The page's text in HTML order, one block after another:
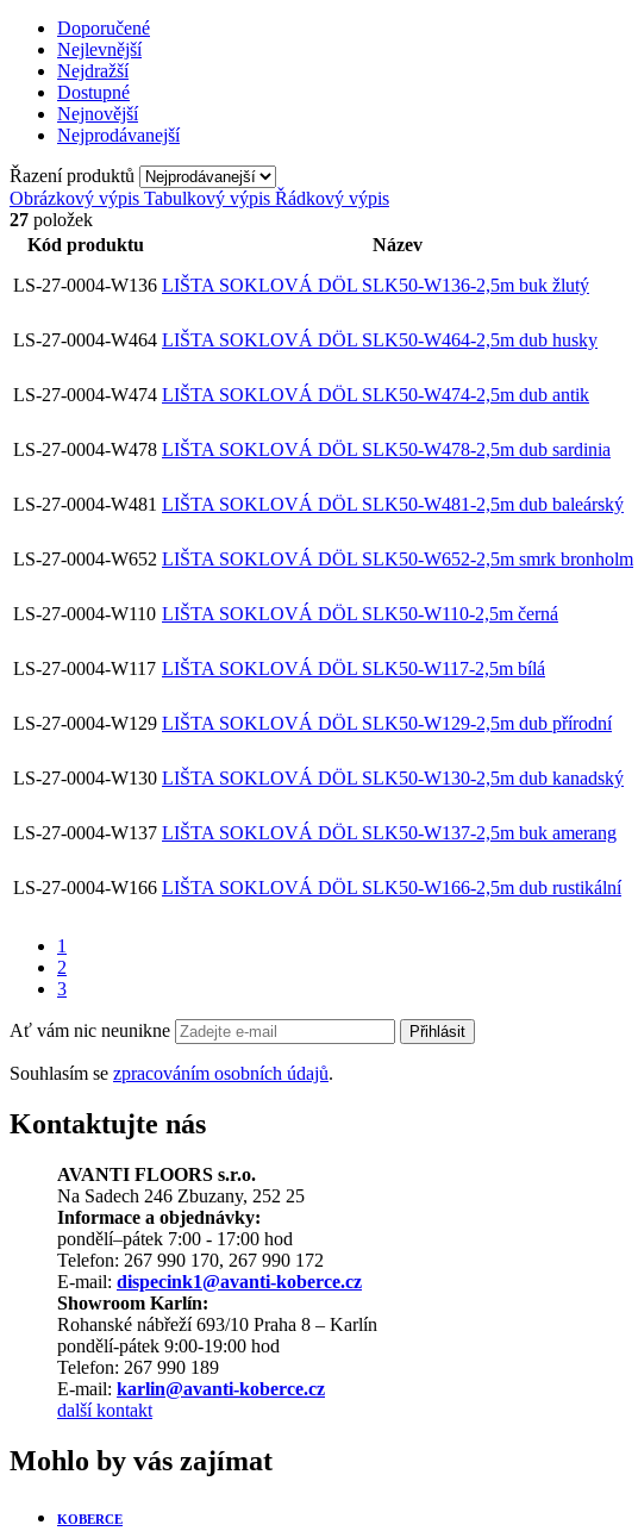
Doporučené
Nejlevnější
Nejdražší
Dostupné
Nejnovější
Nejprodávanejší
Řazení produktů
Obrázkový výpis Tabulkový výpis Řádkový výpis
27 položek
Kód produktu
Název
LS-27-0004-W136 LIŠTA SOKLOVÁ DÖL SLK50-W136-2,5m buk žlutý
LS-27-0004-W464 LIŠTA SOKLOVÁ DÖL SLK50-W464-2,5m dub husky
LS-27-0004-W474 LIŠTA SOKLOVÁ DÖL SLK50-W474-2,5m dub antik
LS-27-0004-W478 LIŠTA SOKLOVÁ DÖL SLK50-W478-2,5m dub sardinia
LS-27-0004-W481 LIŠTA SOKLOVÁ DÖL SLK50-W481-2,5m dub baleárský
LS-27-0004-W652 LIŠTA SOKLOVÁ DÖL SLK50-W652-2,5m smrk bronholm
LS-27-0004-W110 LIŠTA SOKLOVÁ DÖL SLK50-W110-2,5m černá
LS-27-0004-W117 LIŠTA SOKLOVÁ DÖL SLK50-W117-2,5m bílá
LS-27-0004-W129 LIŠTA SOKLOVÁ DÖL SLK50-W129-2,5m dub přírodní
LS-27-0004-W130 LIŠTA SOKLOVÁ DÖL SLK50-W130-2,5m dub kanadský
LS-27-0004-W137 LIŠTA SOKLOVÁ DÖL SLK50-W137-2,5m buk amerang
LS-27-0004-W166 LIŠTA SOKLOVÁ DÖL SLK50-W166-2,5m dub rustikální
1
2
3
Ať vám nic neunikne Přihlásit
Souhlasím se zpracováním osobních údajů.
Kontaktujte nás
AVANTI FLOORS s.r.o.
Na Sadech 246 Zbuzany, 252 25
Informace a objednávky:
pondělí–pátek 7:00 - 17:00 hod
Telefon: 267 990 170, 267 990 172
E-mail: dispecink1@avanti-koberce.cz
Showroom Karlín:
Rohanské nábřeží 693/10 Praha 8 – Karlín
pondělí-pátek 9:00-19:00 hod
Telefon: 267 990 189
E-mail: karlin@avanti-koberce.cz
další kontakt
Mohlo by vás zajímat
KOBERCE